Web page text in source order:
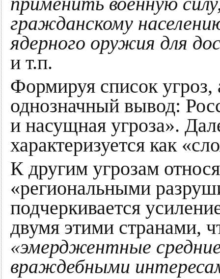
гражданскому
ядерного оружия для
и т.п.
Формируя список угроз,
однозначный вывод:
и насущная угроза».
характеризуется как
К другим угрозам
«региональными
подчеркивается
двумя этими странами,
«эмерджентные
враждебными